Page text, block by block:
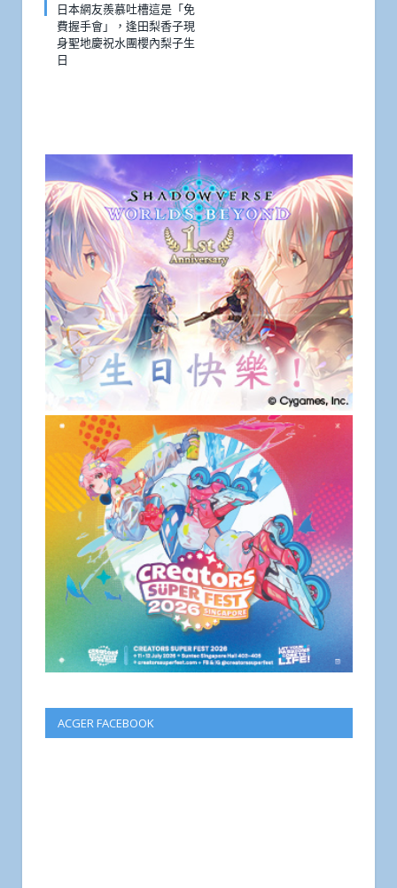
日本網友羨慕吐槽這是「免
費握手會」，逢田梨香子現
身聖地慶祝水團櫻內梨子生
日
ACGER FACEBOOK